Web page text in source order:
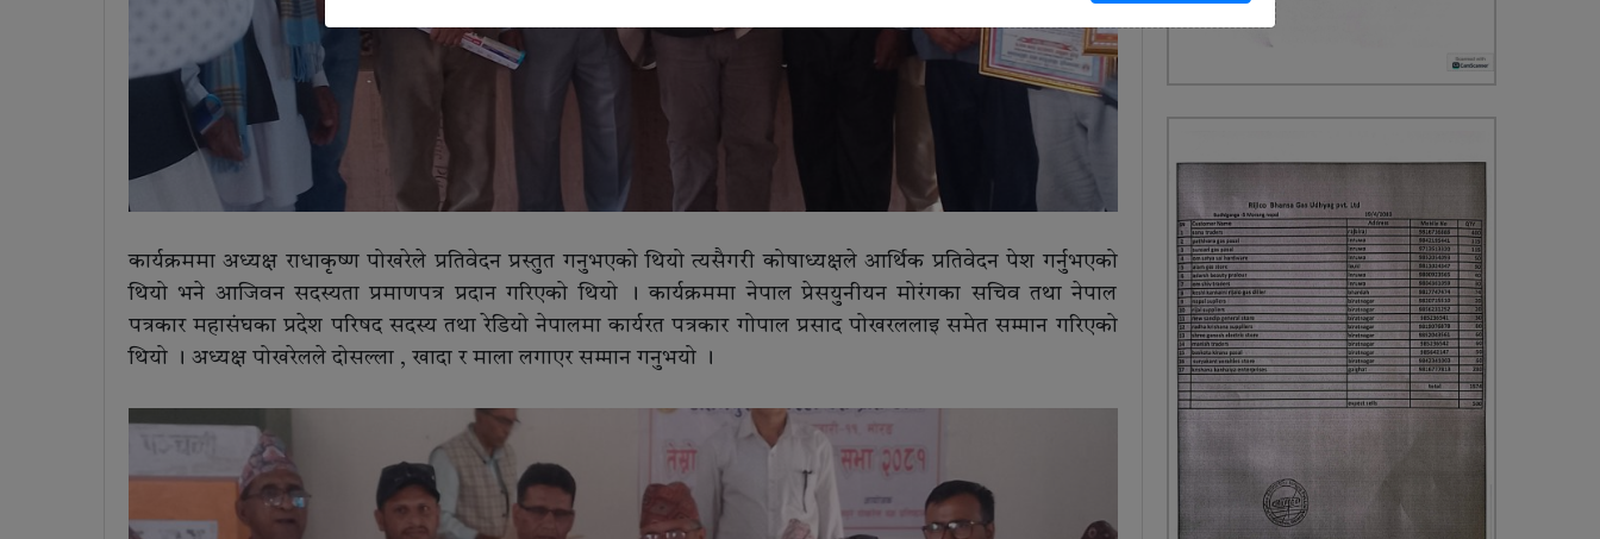
कार्यक्रममा अध्यक्ष राधाकृष्ण पोखरेले प्रतिवेदन प्रस्तुत गनुभएको थियो त्यसैगरी कोषाध्यक्षले आर्थिक प्रतिवेदन पेश गर्नुभएको
थियो भने आजिवन सदस्यता प्रमाणपत्र प्रदान गरिएको थियो । कार्यक्रममा नेपाल प्रेसयुनीयन मोरंगका सचिव तथा नेपाल
पत्रकार महासंघका प्रदेश परिषद सदस्य तथा रेडियो नेपालमा कार्यरत पत्रकार गोपाल प्रसाद पोखरललाइ समेत सम्मान गरिएको
थियो । अध्यक्ष पोखरेलले दोसल्ला , खादा र माला लगाएर सम्मान गनुभयो ।